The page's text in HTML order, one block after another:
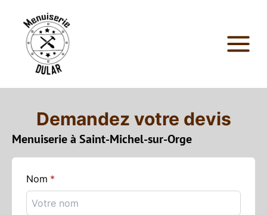
Menuiserie à Saint-Michel-sur-Orge
Demandez votre devis
Nom